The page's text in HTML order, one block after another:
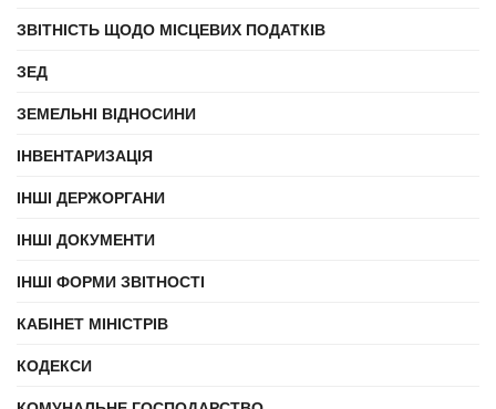
ЗВІТНІСТЬ ЩОДО МІСЦЕВИХ ПОДАТКІВ
ЗЕД
ЗЕМЕЛЬНІ ВІДНОСИНИ
ІНВЕНТАРИЗАЦІЯ
ІНШІ ДЕРЖОРГАНИ
ІНШІ ДОКУМЕНТИ
ІНШІ ФОРМИ ЗВІТНОСТІ
КАБІНЕТ МІНІСТРІВ
КОДЕКСИ